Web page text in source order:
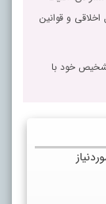
و قوانین
خود با